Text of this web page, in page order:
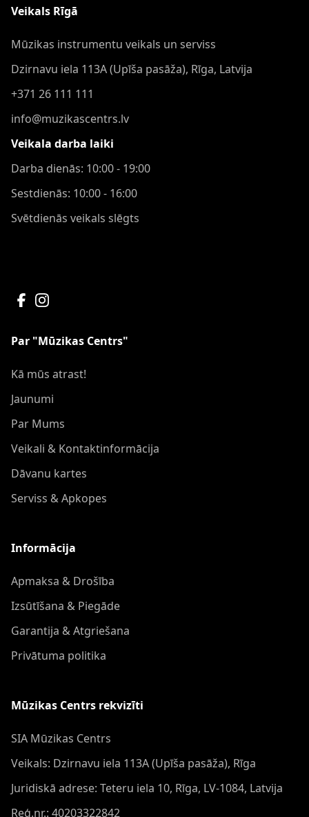
Veikals Rīgā
Mūzikas instrumentu veikals un serviss
Dzirnavu iela 113A (Upīša pasāža), Rīga, Latvija
+371 26 111 111
info@muzikascentrs.lv
Veikala darba laiki
Darba dienās: 10:00 - 19:00
Sestdienās: 10:00 - 16:00
Svētdienās veikals slēgts
Par "Mūzikas Centrs"
Kā mūs atrast!
Jaunumi
Par Mums
Veikali & Kontaktinformācija
Dāvanu kartes
Serviss & Apkopes
Informācija
Apmaksa & Drošība
Izsūtīšana & Piegāde
Garantija & Atgriešana
Privātuma politika
Mūzikas Centrs rekvizīti
SIA Mūzikas Centrs
Veikals: Dzirnavu iela 113A (Upīša pasāža), Rīga
Juridiskā adrese: Teteru iela 10, Rīga, LV-1084, Latvija
Reģ.nr.: 40203322842